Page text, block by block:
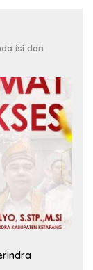
isi dan